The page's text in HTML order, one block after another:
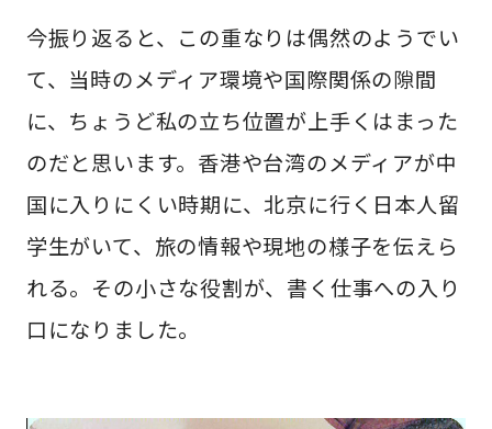
今振り返ると、この重なりは偶然のようでい
て、当時のメディア環境や国際関係の隙間
に、ちょうど私の立ち位置が上手くはまった
のだと思います。香港や台湾のメディアが中
国に入りにくい時期に、北京に行く日本人留
学生がいて、旅の情報や現地の様子を伝えら
れる。その小さな役割が、書く仕事への入り
口になりました。